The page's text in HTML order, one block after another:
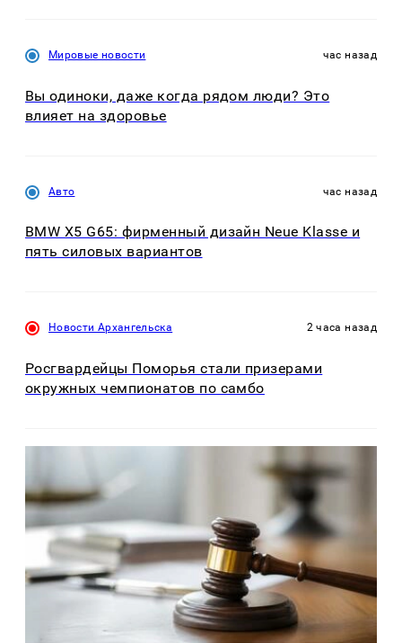
Мировые новости час назад
Вы одиноки, даже когда рядом люди? Это
влияет на здоровье
Авто час назад
BMW X5 G65: фирменный дизайн Neue Klasse и
пять силовых вариантов
Новости Архангельска 2 часа назад
Росгвардейцы Поморья стали призерами
окружных чемпионатов по самбо